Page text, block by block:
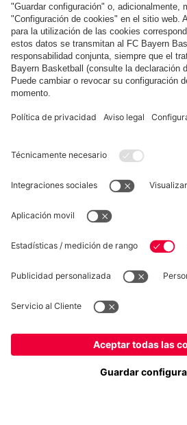
Pago y entrega
FC Bayern Store App
Privacidad
Configuración de las
*Los precios incluyen el IVA y los
© FC Bayern
FC Bayern München AG, Säbener Str.
Españapara
Globalpara